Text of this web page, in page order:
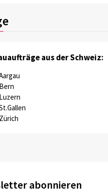
aus der Schweiz:
abonnieren